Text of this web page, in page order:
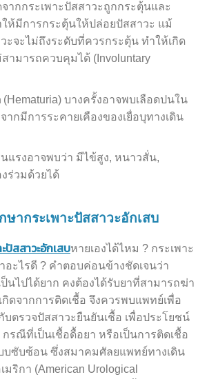
ากกระเพาะปัสสาวะถูกกระตุ้นและ
ให้มีการกระตุ้นให้ปล่อยปัสสาวะ แม้
จะไม่ถึงระดับที่ควรกระตุ้น ทำให้เกิด
ามารถควบคุมได้ (Involuntary
(Hematuria) บางครั้งอาจพบเลือดปนใน
ากมีการระคายเคืองของเยื่อบุทางเดิน
แรงอาจพบว่า มีไข้สูง, หนาวสั่น,
ร่วมด้วยได้
ษากระเพาะปัสสาวะอักเสบ
ปัสสาวะอักเสบหายเองได้ไหม ? กระเพาะ
อะไรดี ? คำตอบค่อนข้างชัดเจนว่า
ป็นไปได้ยาก คงต้องได้รับยาที่สามารถฆ่า
กิดจากการติดเชื้อ จึงควรพบแพทย์เพื่อ
ตรวจปัสสาวะยืนยันเชื้อ เพื่อประโยชน์
รณีที่เป็นเชื้อดื้อยา หรือเป็นการติดเชื้อ
บซับซ้อน ซึ่งสมาคมศัลยแพทย์ทางเดิน
ริกา (American Urological